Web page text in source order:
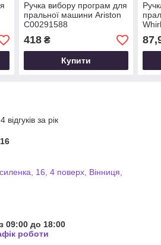
Ручка вибору програм для
пральної машини Ariston
C00291588
418₴
Купити
за рік
16, 4 поверх, Вінниця,
09:00 до 18:00
роботи